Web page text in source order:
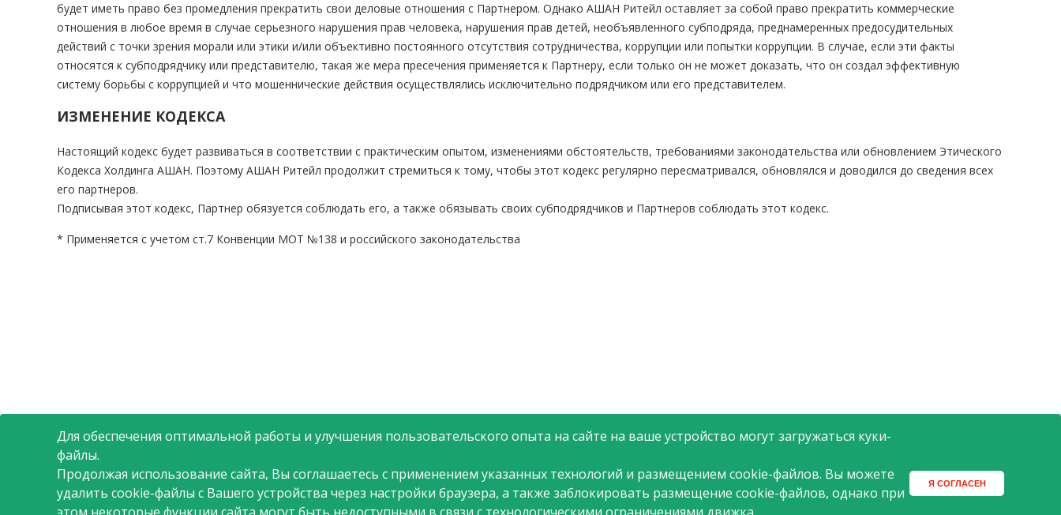
Для обеспечения оптимальной работы и улучшения пользовательского опыта на сайте на ваше устройство могут загружаться куки-
файлы.
Продолжая использование сайта, Вы соглашаетесь с применением указанных технологий и размещением cookie-файлов. Вы можете
удалить cookie-файлы с Вашего устройства через настройки браузера, а также заблокировать размещение cookie-файлов, однако при
Я СОГЛАСЕН
будет иметь право без промедления прекратить свои деловые отношения с Партнером. Однако АШАН Ритейл оставляет за собой право прекратить коммерческие
отношения в любое время в случае серьезного нарушения прав человека, нарушения прав детей, необъявленного субподряда, преднамеренных предосудительных
действий с точки зрения морали или этики и/или объективно постоянного отсутствия сотрудничества, коррупции или попытки коррупции. В случае, если эти факты
относятся к субподрядчику или представителю, такая же мера пресечения применяется к Партнеру, если только он не может доказать, что он создал эффективную
систему борьбы с коррупцией и что мошеннические действия осуществлялись исключительно подрядчиком или его представителем.
ИЗМЕНЕНИЕ КОДЕКСА
Настоящий кодекс будет развиваться в соответствии с практическим опытом, изменениями обстоятельств, требованиями законодательства или обновлением Этического
Кодекса Холдинга АШАН. Поэтому АШАН Ритейл продолжит стремиться к тому, чтобы этот кодекс регулярно пересматривался, обновлялся и доводился до сведения всех
его партнеров.
Подписывая этот кодекс, Партнер обязуется соблюдать его, а также обязывать своих субподрядчиков и Партнеров соблюдать этот кодекс.
* Применяется с учетом ст.7 Конвенции МОТ №138 и российского законодательства